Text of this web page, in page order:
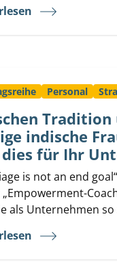
Personal
Tradition
indische
für Ihr
is not an end goal“
„Empowerment-
als Unternehmen